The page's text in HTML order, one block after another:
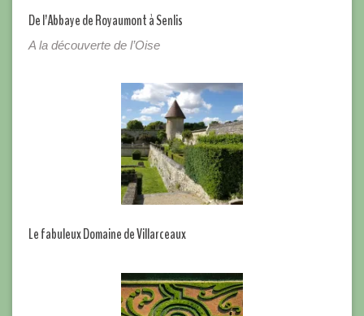
De l’Abbaye de Royaumont à Senlis
A la découverte de l’Oise
Le fabuleux Domaine de Villarceaux